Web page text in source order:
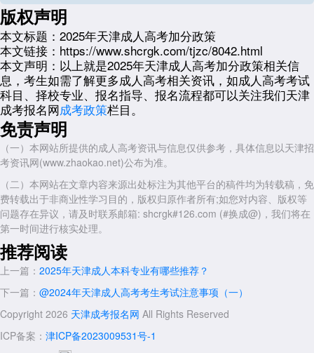
3. 10分：退役军人专属
自主就业的退役士兵，凭身份证、退役证及学历证书，可在考试成绩
基础上加10分。需注意，若同时符合25周岁年龄加分条件，仅能选择更
高分值(20分)的选项。
二、政策亮点：免试入学与身份认定
除加分政策外，天津成人高考还为特定群体提供免试入学机会：
退役军人专升本：自主就业退役士兵、自主择业军转干部、复员干
部，凭退役证及符合报考条件的学历证书，可申请免试就读本市成人高校
专升本;
特定荣誉获得者：全国劳动模范、全国五一劳动奖章获得者，或奥运
会、世界杯等世界级比赛前八名，需提交相关证书，经区招办审核后免试
入学。
三、申请流程：关键时间节点与材料
身份认定：退役军人需在8月18日—26日(公休日除外)携带身份证、
退役证及申请表，至退役安置地退役军人事务部门认定;
网上报名：8月25日—28日登录天津市教育招生考试院官网填报志
愿，选择“免试生”类型(如符合条件);
现场确认：携带加分证明材料(如荣誉证书、少数民族证明)至指定地
版权声明
本文标题： 2025年天津成人高考加分政策
本文链接： https://www.shcrgk.com/tjzc/8042.html
本文声明： 以上就是2025年天津成人高考加分政策相关信
息，考生如需了解更多成人高考相关资讯，如成人高考考试
科目、择校专业、报名指导、报名流程都可以关注我们天津
成考报名网成考政策栏目。
免责声明
（一）本网站所提供的成人高考资讯与信息仅供参考，具体信息以天津招
考资讯网(www.zhaokao.net)公布为准。
（二）本网站在文章内容来源出处标注为其他平台的稿件均为转载稿，免
费转载出于非商业性学习目的，版权归原作者所有;如您对内容、版权等
问题存在异议，请及时联系邮箱: shcrgk#126.com (#换成@)，我们将在
第一时间进行核实处理。
推荐阅读
上一篇： 2025年天津成人本科专业有哪些推荐？
下一篇： @2024年天津成人高考考生考试注意事项（一）
Copyright 2026 天津成考报名网 All Rights Reserved
ICP备案： 津ICP备2023009531号-1